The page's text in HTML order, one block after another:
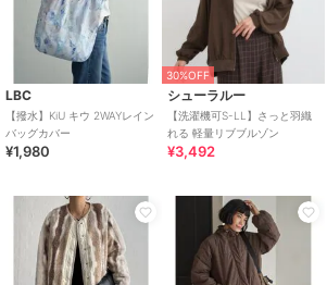
LBC
【撥水】KiU キウ 2WAYレイン
バッグカバー
¥1,980
30%OFF
シューラルー
【洗濯機可S-LL】さっと羽織
れる 軽量リブブルゾン
¥3,492